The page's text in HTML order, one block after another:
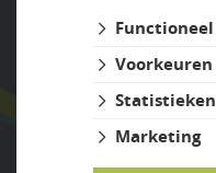
Functioneel
Voorkeuren
Statistieken
Marketing